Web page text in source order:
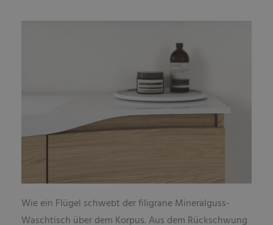
Wie ein Flügel schwebt der filigrane Mineralguss-
Waschtisch über dem Korpus. Aus dem Rückschwung